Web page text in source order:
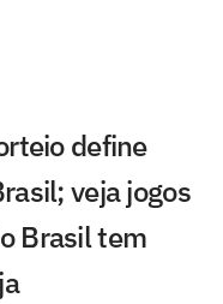
define
veja jogos
Brasil tem